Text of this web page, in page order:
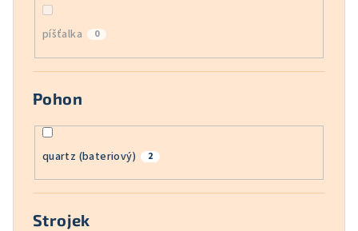
píšťalka 0
Pohon
quartz (bateriový) 2
Strojek